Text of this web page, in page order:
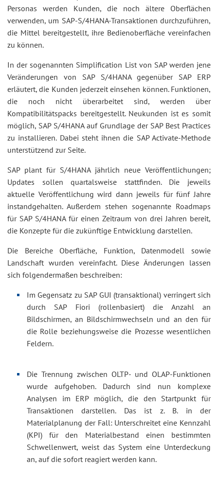
Personas werden Kunden, die noch ältere Oberflächen
verwenden, um SAP-S/4HANA-Transaktionen durchzuführen,
die Mittel bereitgestellt, ihre Bedienoberfläche vereinfachen
zu können.
In der sogenannten Simplification List von SAP werden jene
Veränderungen von SAP S/4HANA gegenüber SAP ERP
erläutert, die Kunden jederzeit einsehen können. Funktionen,
die noch nicht überarbeitet sind, werden über
Kompatibilitätspacks bereitgestellt. Neukunden ist es somit
möglich, SAP S/4HANA auf Grundlage der SAP Best Practices
zu installieren. Dabei steht ihnen die SAP Activate-Methode
unterstützend zur Seite.
SAP plant für S/4HANA jährlich neue Veröffentlichungen;
Updates sollen quartalsweise stattfinden. Die jeweils
aktuelle Veröffentlichung wird dann jeweils für fünf Jahre
instandgehalten. Außerdem stehen sogenannte Roadmaps
für SAP S/4HANA für einen Zeitraum von drei Jahren bereit,
die Konzepte für die zukünftige Entwicklung darstellen.
Die Bereiche Oberfläche, Funktion, Datenmodell sowie
Landschaft wurden vereinfacht. Diese Änderungen lassen
sich folgendermaßen beschreiben:
Im Gegensatz zu SAP GUI (transaktional) verringert sich
durch SAP Fiori (rollenbasiert) die Anzahl an
Bildschirmen, an Bildschirmwechseln und an den für
die Rolle beziehungsweise die Prozesse wesentlichen
Feldern.
Die Trennung zwischen OLTP- und OLAP-Funktionen
wurde aufgehoben. Dadurch sind nun komplexe
Analysen im ERP möglich, die den Startpunkt für
Transaktionen darstellen. Das ist z. B. in der
Materialplanung der Fall: Unterschreitet eine Kennzahl
(KPI) für den Materialbestand einen bestimmten
Schwellenwert, weist das System eine Unterdeckung
an, auf die sofort reagiert werden kann.